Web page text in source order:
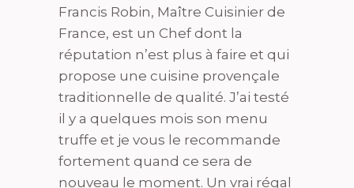
Francis Robin, Maître Cuisinier de
France, est un Chef dont la
réputation n’est plus à faire et qui
propose une cuisine provençale
traditionnelle de qualité. J’ai testé
il y a quelques mois son menu
truffe et je vous le recommande
fortement quand ce sera de
nouveau le moment. Un vrai régal